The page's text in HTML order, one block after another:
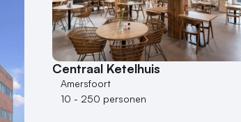
Centraal Ketelhuis
Amersfoort
10 - 250 personen